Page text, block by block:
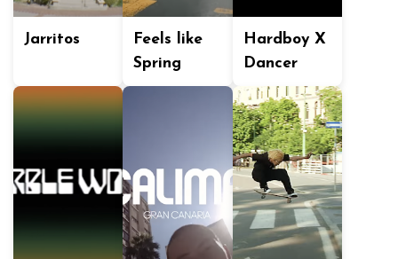
Jarritos
Feels like
Spring
Hardboy X
Dancer